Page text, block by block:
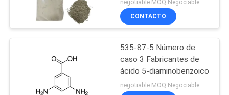
negotiable MOQ:Negociable
CONTACTO
535-87-5 Número de
caso 3 Fabricantes de
ácido 5-diaminobenzoico
negotiable MOQ:Negociable